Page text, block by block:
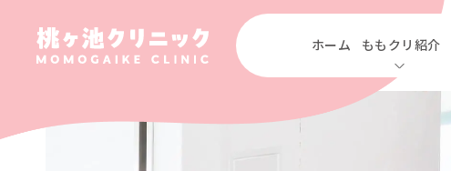
ホーム ももクリ紹介